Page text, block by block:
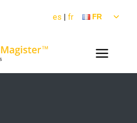
es |fr FR